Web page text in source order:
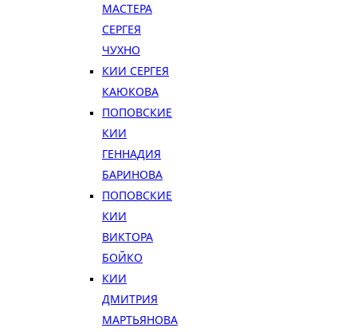
МАСТЕРА
СЕРГЕЯ
ЧУХНО
КИИ СЕРГЕЯ
КАЮКОВА
ПОПОВСКИЕ
КИИ
ГЕННАДИЯ
БАРИНОВА
ПОПОВСКИЕ
КИИ
ВИКТОРА
БОЙКО
КИИ
ДМИТРИЯ
МАРТЬЯНОВА